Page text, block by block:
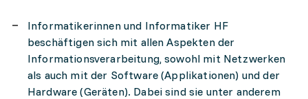
Informatikerinnen und Informatiker HF
beschäftigen sich mit allen Aspekten der
Informationsverarbeitung, sowohl mit Netzwerken
als auch mit der Software (Applikationen) und der
Hardware (Geräten). Dabei sind sie unter anderem